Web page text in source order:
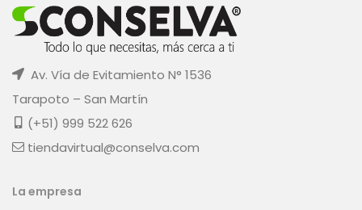
Av. Vía de Evitamiento N° 1536
Tarapoto – San Martín
(+51) 999 522 626
tiendavirtual@conselva.com
La empresa